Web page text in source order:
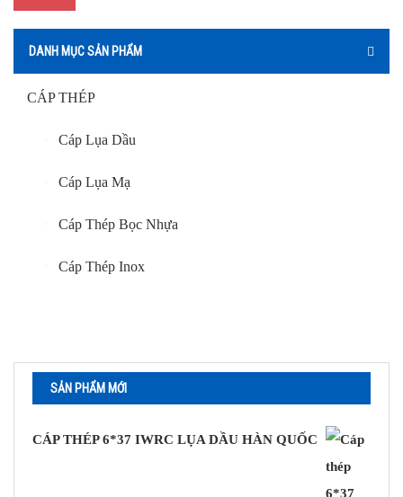
DANH MỤC SẢN PHẨM
CÁP THÉP
Cáp Lụa Dầu
Cáp Lụa Mạ
Cáp Thép Bọc Nhựa
Cáp Thép Inox
Khóa Cáp Mạ Kẽm
Khóa Cáp Inox
MA NÍ
SẢN PHẨM MỚI
CÁP THÉP 6*37 IWRC LỤA DẦU HÀN QUỐC